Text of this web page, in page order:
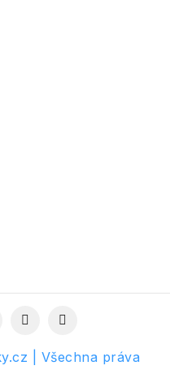
| Všechna práva